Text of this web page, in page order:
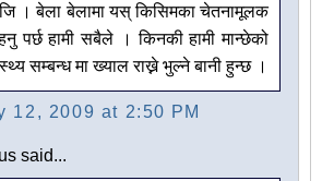
। बेला बेलामा यस् किसिमका चेतनामूलक
पर्छ हामी सबैले । किनकी हामी मान्छेको
सम्बन्ध मा ख्याल राख्ने भुल्ने बानी हुन्छ ।
12, 2009 at 2:50 PM
said...